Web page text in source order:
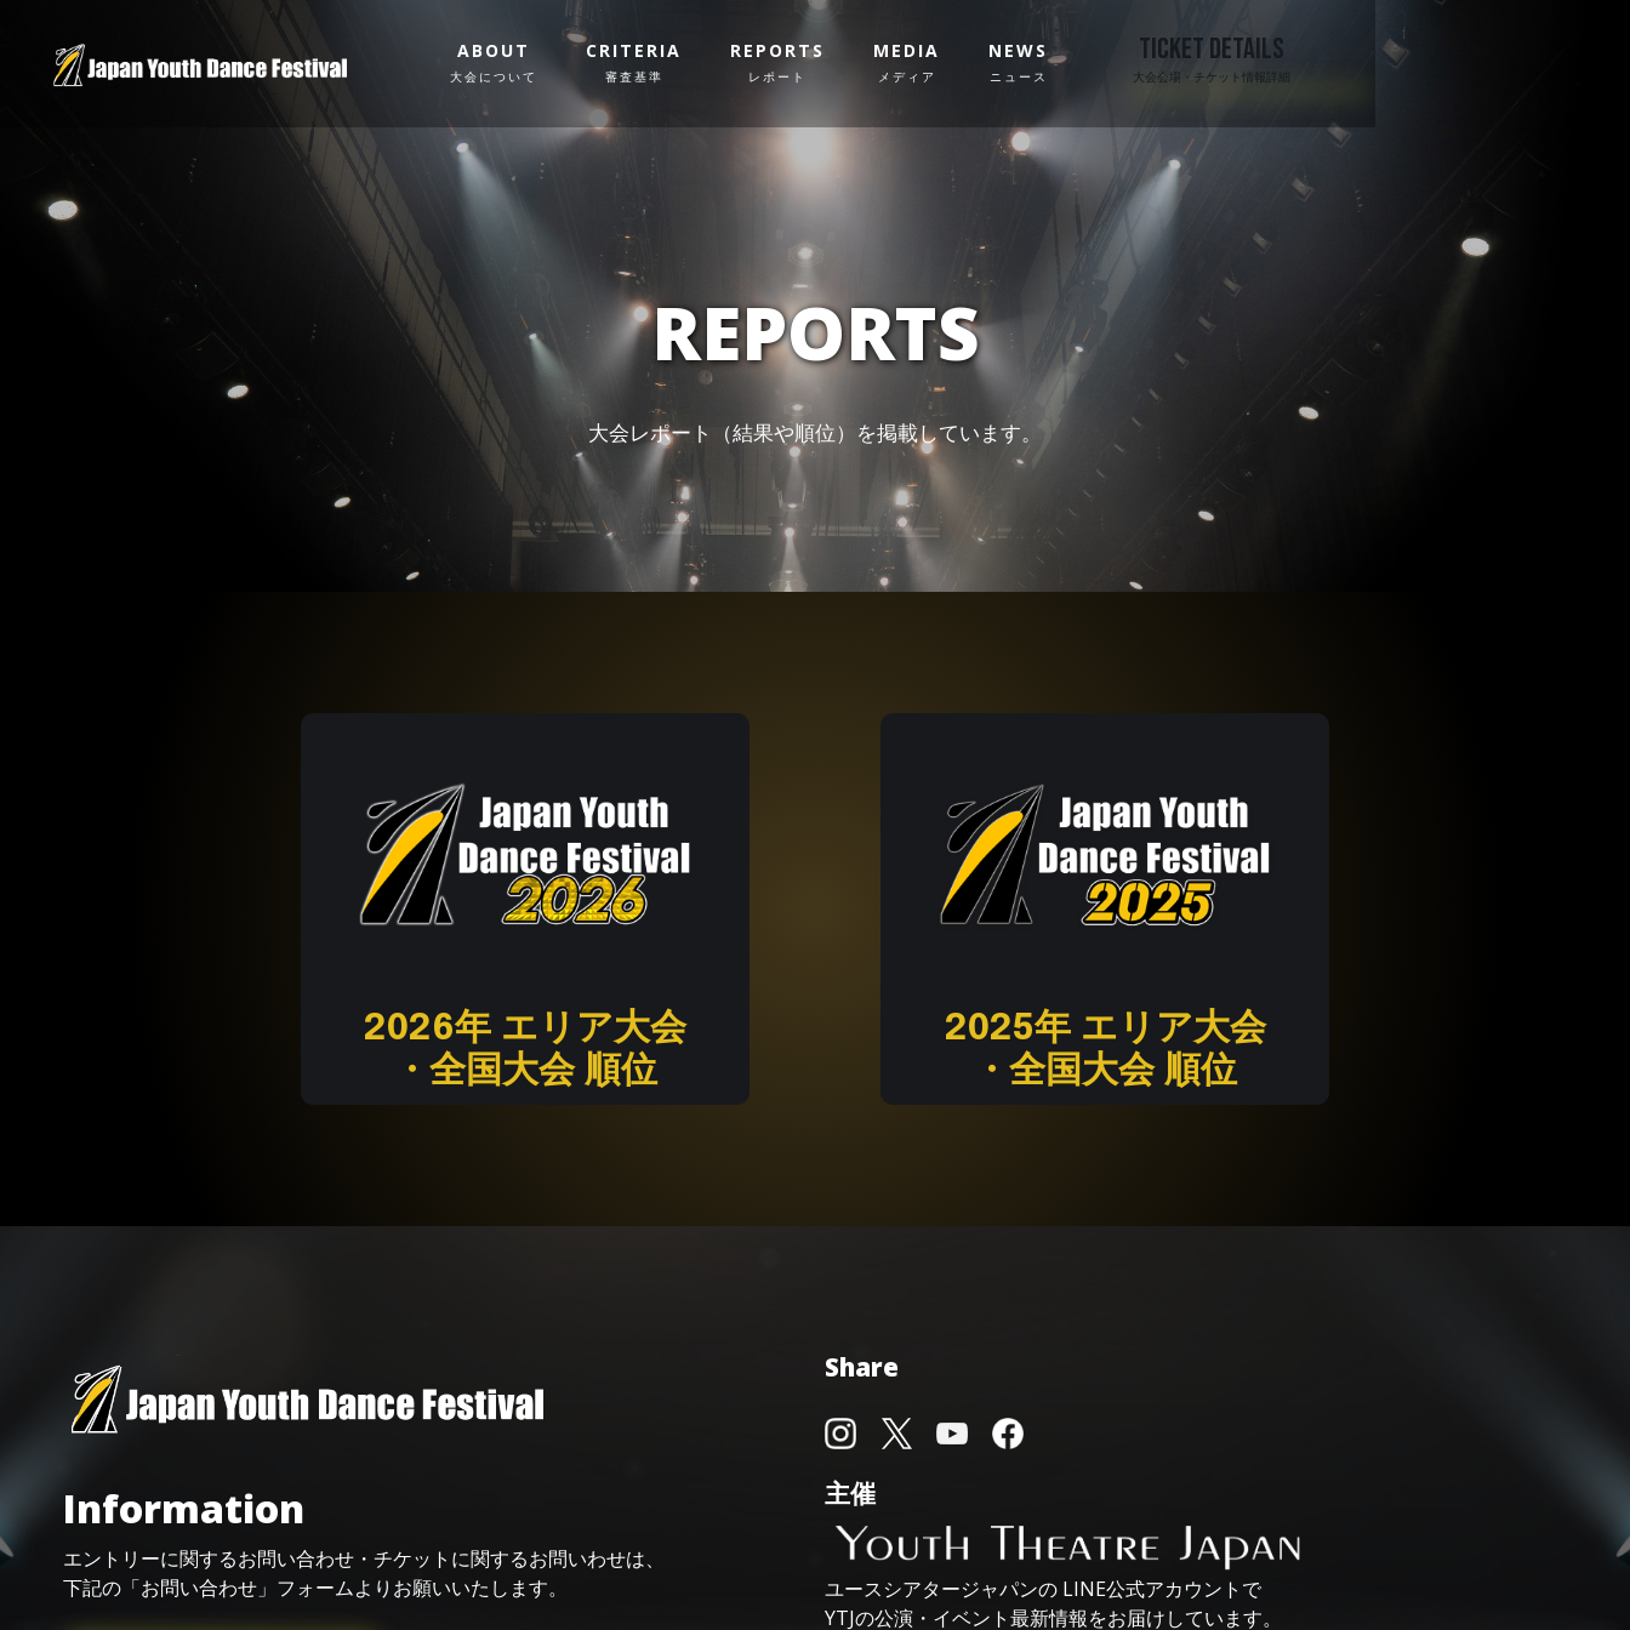
ABOUT
大会について
CRITERIA
審査基準
REPORTS
レポート
MEDIA
メディア
NEWS
ニュース
TICKET DETAILS
大会会場・チケット情報詳細
REPORTS
大会レポート（結果や順位）を掲載しています。
2026年 エリア大会
・全国大会 順位
2025年 エリア大会
・全国大会 順位
Information
エントリーに関するお問い合わせ・ チケット に関するお問いわせは、
下記の「お問い合わせ」フォームよりお願いいたします。
Share
主催
ユースシアタージャパンの LINE公式アカウントで
YTJの公演・イベント最新情報をお届けしています。